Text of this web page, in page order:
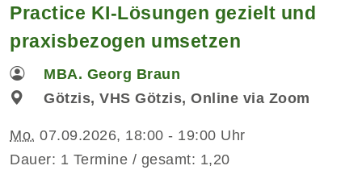
Practice KI-Lösungen gezielt und
praxisbezogen umsetzen
MBA. Georg Braun
Götzis, VHS Götzis, Online via Zoom
Mo. 07.09.2026, 18:00 - 19:00 Uhr
Dauer: 1 Termine / gesamt: 1,20